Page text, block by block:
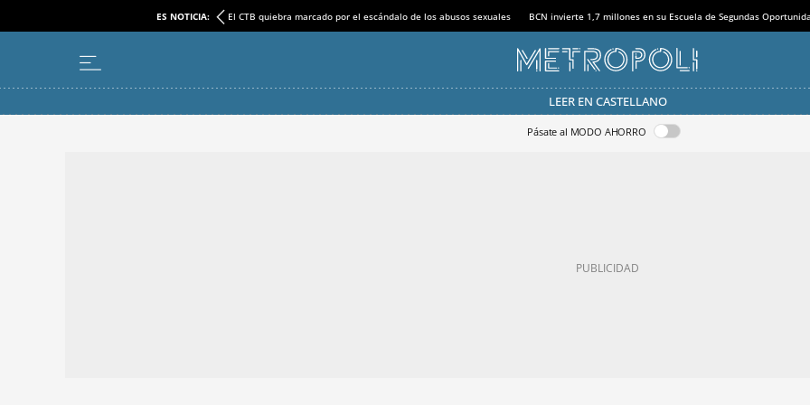
ES NOTICIA: El CTB quiebra marcado por el escándalo de los abusos sexuales BCN invierte 1,7 millones en su Escuela de Segundas
LEER EN CASTELLANO
Pásate al MODO AHORRO